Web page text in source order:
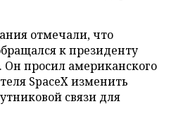
отмечали, что
к президенту
просил американского
SpaceX изменить
связи для